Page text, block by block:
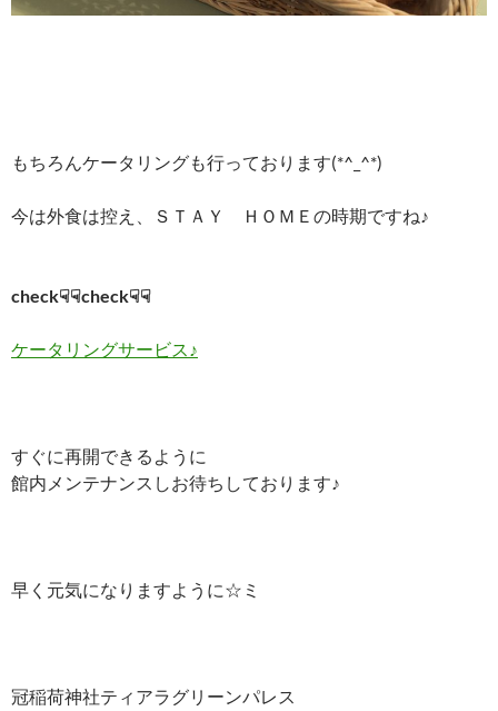
もちろんケータリングも行っております(*^_^*)
今は外食は控え、ＳＴＡＹ ＨＯＭＥの時期ですね♪
check☟☟check☟☟
ケータリングサービス♪
すぐに再開できるように
館内メンテナンスしお待ちしております♪
早く元気になりますように☆ミ
冠稲荷神社ティアラグリーンパレス